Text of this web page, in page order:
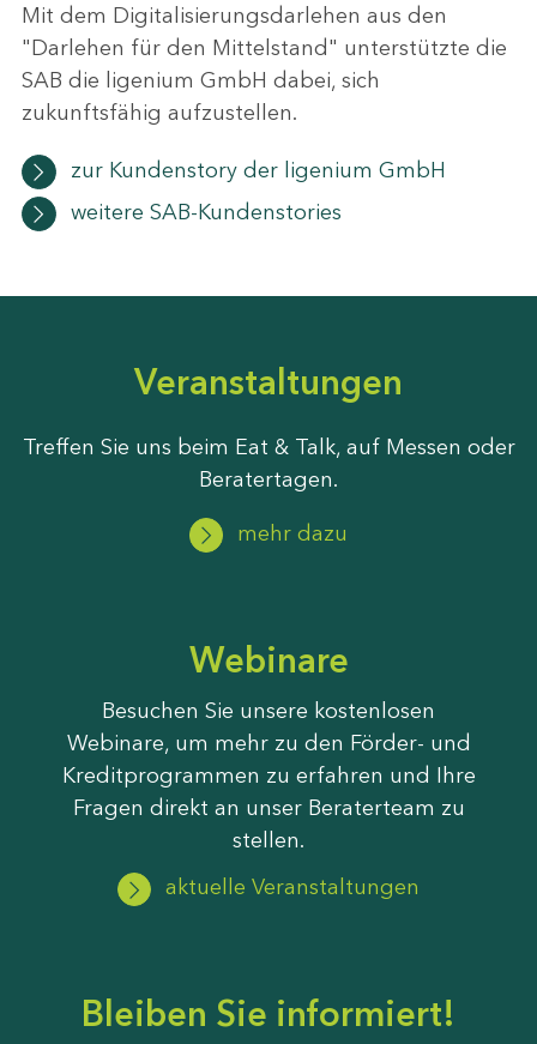
Mit dem Digitalisierungsdarlehen aus den
"Darlehen für den Mittelstand" unterstützte die
SAB die ligenium GmbH dabei, sich
zukunftsfähig aufzustellen.
zur Kundenstory der ligenium GmbH
weitere SAB-Kundenstories
Veranstaltungen
Treffen Sie uns beim Eat & Talk, auf Messen oder
Beratertagen.
mehr dazu
Webinare
Besuchen Sie unsere kostenlosen
Webinare, um mehr zu den Förder- und
Kreditprogrammen zu erfahren und Ihre
Fragen direkt an unser Beraterteam zu
stellen.
aktuelle Veranstaltungen
Bleiben Sie informiert!